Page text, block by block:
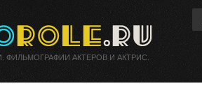
ФИЛЬМОГРАФИИ АКТЕРОВ И АКТРИС.